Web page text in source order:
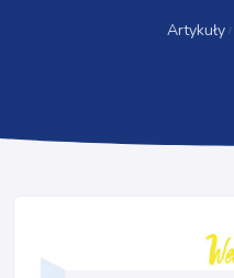
Artykuły